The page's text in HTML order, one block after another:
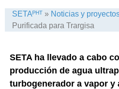
SETAᴾᴴᵀ » Noticias y
Purificada para Trargisa
SETA ha llevado a cabo
producción de agua
turbogenerador a vapor y